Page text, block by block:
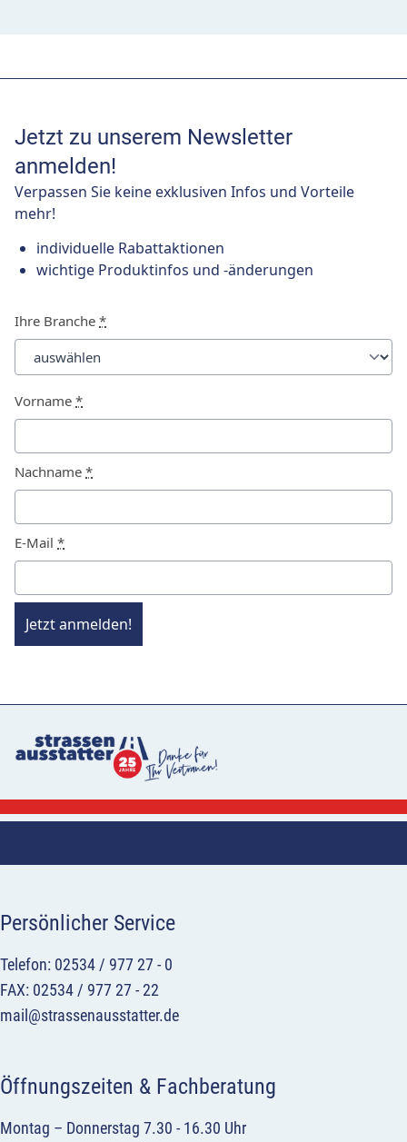
Jetzt zu unserem Newsletter
anmelden!
Verpassen Sie keine exklusiven Infos und Vorteile
mehr!
individuelle Rabattaktionen
wichtige Produktinfos und -änderungen
Ihre Branche *
Vorname *
Nachname *
E-Mail *
Jetzt anmelden!
Persönlicher Service
Telefon: 02534 / 977 27 - 0
FAX: 02534 / 977 27 - 22
mail@strassenausstatter.de
Öffnungszeiten & Fachberatung
Montag – Donnerstag 7.30 - 16.30 Uhr